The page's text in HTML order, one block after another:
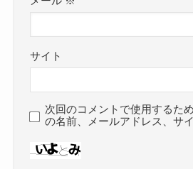
サイト
次回のコメントで使用するた
の名前、メールアドレス、サ